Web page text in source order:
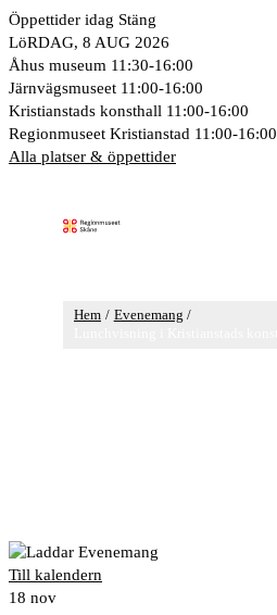
Hoppa
till
innehåll
Öppettider idag Stäng
LöRDAG, 8 AUG 2026
Åhus museum 11:30-16:00
Järnvägsmuseet 11:00-16:00
Kristianstads konsthall 11:00-16:00
Regionmuseet Kristianstad 11:00-16:00
Alla platser & öppettider
Hem
Evenemang
Till kalendern
18 nov